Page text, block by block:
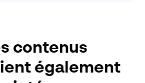
contenus
également